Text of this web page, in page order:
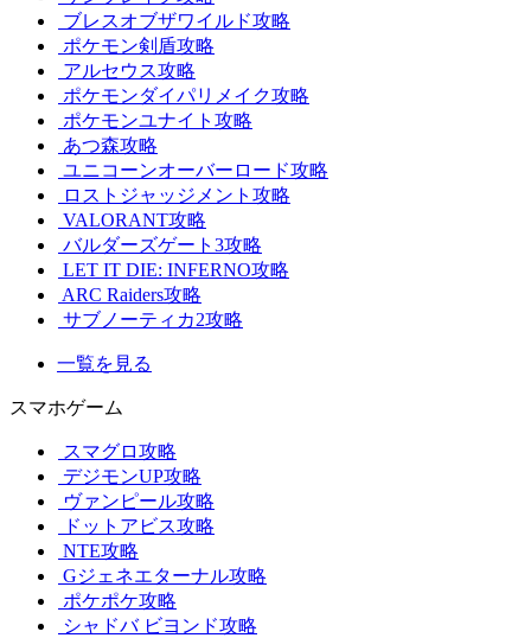
ブレスオブザワイルド攻略
ポケモン剣盾攻略
アルセウス攻略
ポケモンダイパリメイク攻略
ポケモンユナイト攻略
あつ森攻略
ユニコーンオーバーロード攻略
ロストジャッジメント攻略
VALORANT攻略
バルダーズゲート3攻略
LET IT DIE: INFERNO攻略
ARC Raiders攻略
サブノーティカ2攻略
一覧を見る
スマホゲーム
スマグロ攻略
デジモンUP攻略
ヴァンピール攻略
ドットアビス攻略
NTE攻略
Gジェネエターナル攻略
ポケポケ攻略
シャドバ ビヨンド攻略